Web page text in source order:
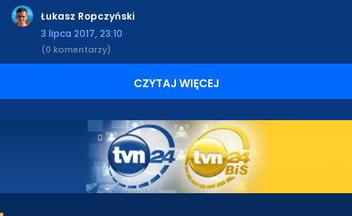
Łukasz Ropczyński
3 lipca 2017, 23:10
(0 komentarzy)
CZYTAJ WIĘCEJ